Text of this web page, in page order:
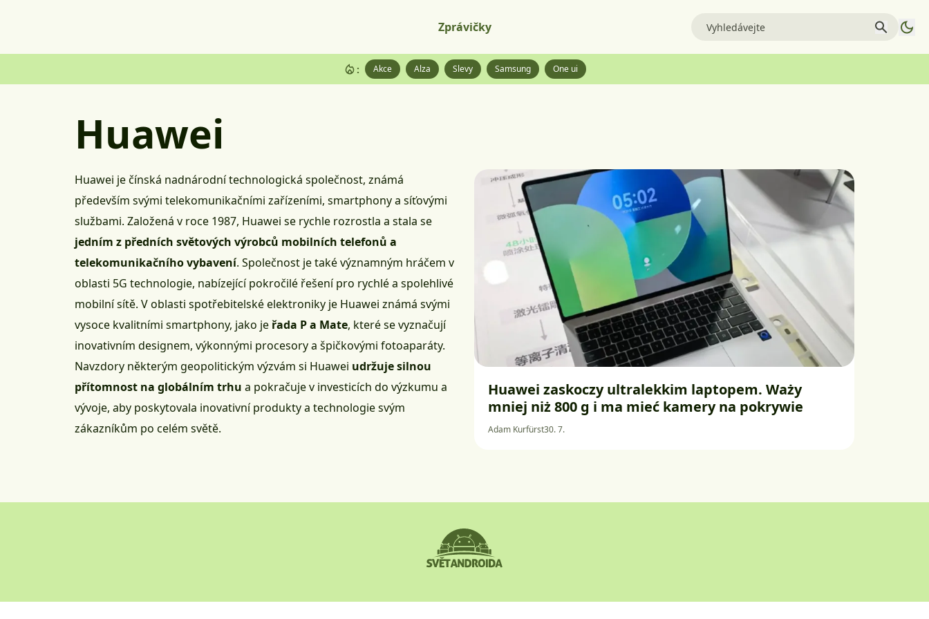
Zprávičky
: Akce Alza Slevy Samsung One ui
Huawei
Huawei je čínská nadnárodní technologická společnost, známá
především svými telekomunikačními zařízeními, smartphony a síťovými
službami. Založená v roce 1987, Huawei se rychle rozrostla a stala se
jedním z předních světových výrobců mobilních telefonů a
telekomunikačního vybavení. Společnost je také významným hráčem v
oblasti 5G technologie, nabízející pokročilé řešení pro rychlé a spolehlivé
mobilní sítě. V oblasti spotřebitelské elektroniky je Huawei známá svými
vysoce kvalitními smartphony, jako jeřada P a Mate, které se vyznačují
inovativním designem, výkonnými procesory a špičkovými fotoaparáty.
Navzdory některým geopolitickým výzvám si Huawei udržuje silnou
přítomnost na globálním trhu a pokračuje v investicích do výzkumu a
vývoje, aby poskytovala inovativní produkty a technologie svým
zákazníkům po celém světě.
Huawei zaskoczy ultralekkim laptopem. Waży
mniej niż 800 g i ma mieć kamery na pokrywie
Adam Kurfürst30. 7.